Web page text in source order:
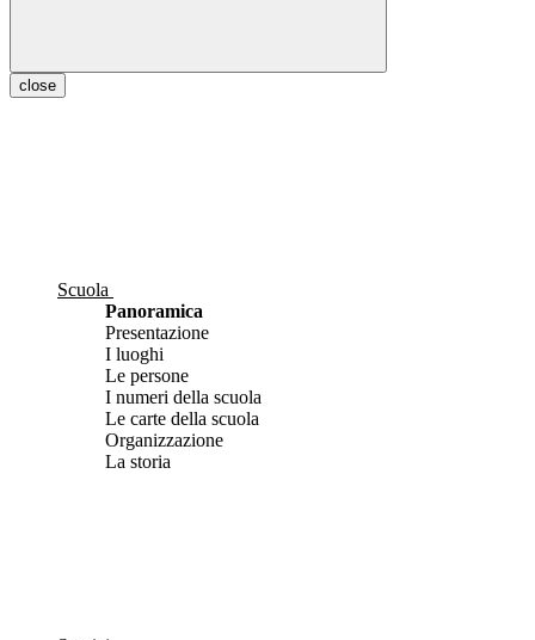
close
Scuola
Panoramica
Presentazione
I luoghi
Le persone
I numeri della scuola
Le carte della scuola
Organizzazione
La storia